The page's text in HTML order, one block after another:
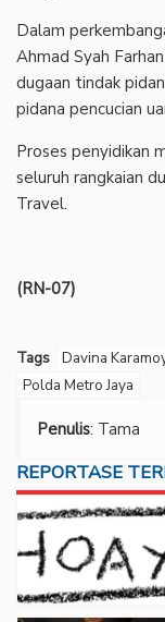
‎Dalam
Ahmad Syah
dugaan tindak
pidana pencucian
‎Proses penyidikan
seluruh rangkaian
Travel.
(RN-07)
Tags Davina
Polda Metro Jaya
Penulis: Tama
REPORTASE